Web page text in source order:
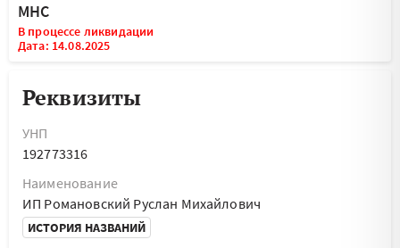
МНС
В процессе ликвидации
Дата: 14.08.2025
Реквизиты
УНП
192773316
Наименование
ИП Романовский Руслан Михайлович
ИСТОРИЯ НАЗВАНИЙ